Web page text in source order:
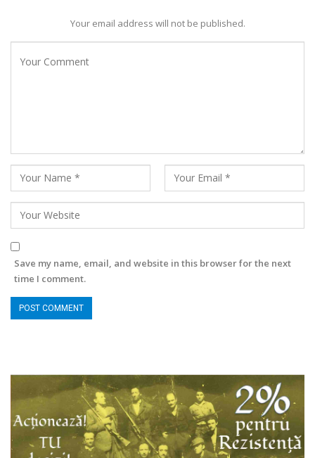
Your email address will not be published.
Save my name, email, and website in this browser for the next
time I comment.